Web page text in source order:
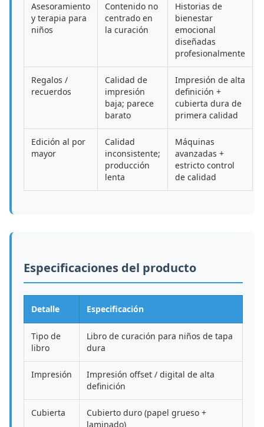
Asesoramiento
y terapia para
niños
Contenido no
centrado en
la curación
Historias de
bienestar
emocional
diseñadas
profesionalmente
Regalos /
recuerdos
Calidad de
impresión
baja; parece
barato
Impresión de alta
definición +
cubierta dura de
primera calidad
Edición al por
mayor
Calidad
inconsistente;
producción
lenta
Máquinas
avanzadas +
estricto control
de calidad
Especificaciones del producto
Detalle Especificación
Tipo de
libro
Libro de curación para niños de tapa
dura
Impresión
Impresión offset / digital de alta
definición
Cubierta
Cubierto duro (papel grueso +
laminado)